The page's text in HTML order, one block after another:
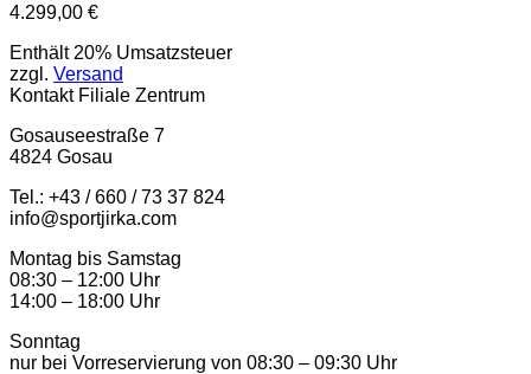
4.299,00 €
Enthält 20% Umsatzsteuer
zzgl. Versand
Kontakt Filiale Zentrum
Gosauseestraße 7
4824 Gosau
Tel.: +43 / 660 / 73 37 824
info@sportjirka.com
Montag bis Samstag
08:30 – 12:00 Uhr
14:00 – 18:00 Uhr
Sonntag
nur bei Vorreservierung von 08:30 – 09:30 Uhr